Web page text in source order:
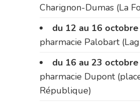
Charignon-Dumas (La
du 12 au 16 octobre
pharmacie Palobart
du 16 au 23 octobre
pharmacie Dupont
République)